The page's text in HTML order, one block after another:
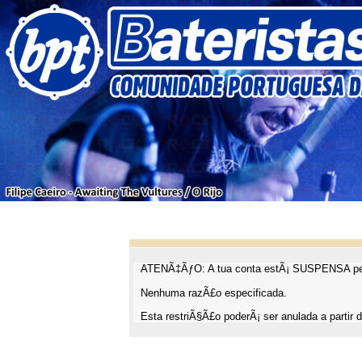
ATENÃ‡ÃƒO: A tua conta estÃ¡ SUSPENSA
Nenhuma razÃ£o especificada.
Esta restriÃ§Ã£o poderÃ¡ ser anulada a partir